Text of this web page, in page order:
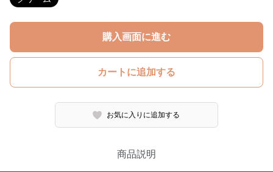
購入画面に進む
カートに追加する
お気に入りに追加する
商品説明